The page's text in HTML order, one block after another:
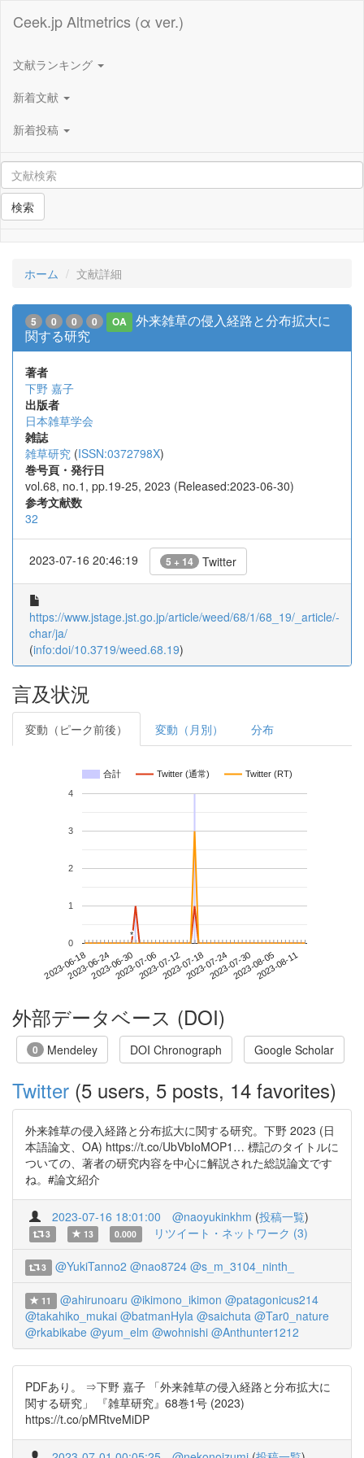
Ceek.jp Altmetrics (α ver.)
文献ランキング
新着文献
新着投稿
検索
ホーム 文献詳細
5 0 0 0 OA
外来雑草の侵入経路と分布拡大に
関する研究
著者
下野 嘉子
出版者
日本雑草学会
雑誌
雑草研究 (ISSN:0372798X)
巻号頁・発行日
vol.68, no.1, pp.19-25, 2023 (Released:2023-06-30)
参考文献数
32
2023-07-16 20:46:19 5 + 14 Twitter
https://www.jstage.jst.go.jp/article/weed/68/1/68_19/_article/-
char/ja/
(info:doi/10.3719/weed.68.19)
言及状況
変動（ピーク前後） 変動（月別） 分布
合計 Twitter (通常) Twitter (RT)
2023-06-182023-06-242023-06-302023-07-062023-07-122023-07-182023-07-242023-07-302023-08-052023-08-11
0
1
2
3
4
**
外部データベース (DOI)
0 Mendeley DOI Chronograph Google Scholar
Twitter (5 users, 5 posts, 14 favorites)
外来雑草の侵入経路と分布拡大に関する研究。下野 2023 (日
本語論文、OA) https://t.co/UbVbIoMOP1… 標記のタイトルに
ついての、著者の研究内容を中心に解説された総説論文です
ね。#論文紹介
2023-07-16 18:01:00 @naoyukinkhm (投稿一覧)
3 13 0.000 リツイート・ネットワーク (3)
3 @YukiTanno2 @nao8724 @s_m_3104_ninth_
11 @ahirunoaru @ikimono_ikimon @patagonicus214
@takahiko_mukai @batmanHyla @saichuta @Tar0_nature
@rkabikabe @yum_elm @wohnishi @Anthunter1212
PDFあり。 ⇒下野 嘉子 「外来雑草の侵入経路と分布拡大に
関する研究」 『雑草研究』68巻1号 (2023)
https://t.co/pMRtveMiDP